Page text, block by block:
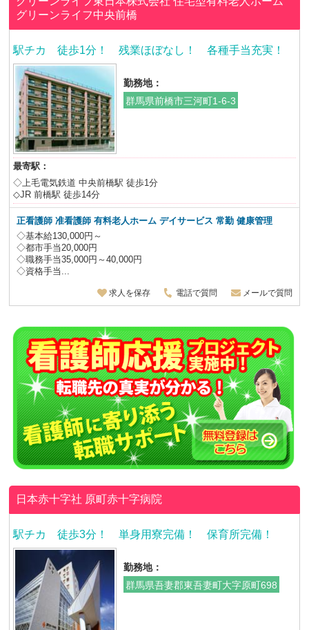
グリーンライフ中央前橋
駅チカ 徒歩1分！ 残業ほぼなし！ 各種手当充実！
勤務地：
群馬県前橋市三河町1-6-3
最寄駅：
◇上毛電気鉄道 中央前橋駅 徒歩1分
◇JR 前橋駅 徒歩14分
正看護師 准看護師 有料老人ホーム デイサービス 常勤 健康管理
◇基本給130,000円～
◇都市手当20,000円
◇職務手当35,000円～40,000円
◇資格手当...
求人を保存 電話で質問 メールで質問
日本赤十字社 原町赤十字病院
駅チカ 徒歩3分！ 単身用寮完備！ 保育所完備！
勤務地：
群馬県吾妻郡東吾妻町大字原町698